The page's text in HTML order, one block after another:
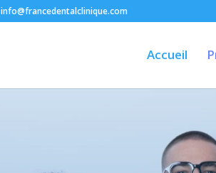
info@francedentalclinique.com
Accueil